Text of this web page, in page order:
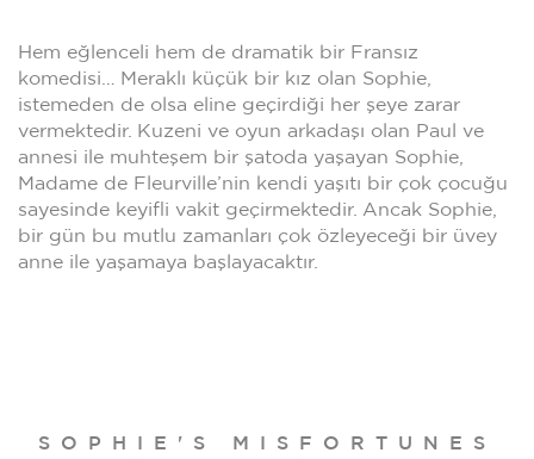
Hem eğlenceli hem de dramatik bir Fransız
komedisi… Meraklı küçük bir kız olan Sophie,
istemeden de olsa eline geçirdiği her şeye zarar
vermektedir. Kuzeni ve oyun arkadaşı olan Paul ve
annesi ile muhteşem bir şatoda yaşayan Sophie,
Madame de Fleurville’nin kendi yaşıtı bir çok çocuğu
sayesinde keyifli vakit geçirmektedir. Ancak Sophie,
bir gün bu mutlu zamanları çok özleyeceği bir üvey
anne ile yaşamaya başlayacaktır.
SOPHIE'S MISFORTUNES